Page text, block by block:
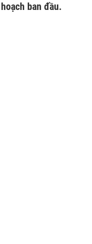
ban đầu.